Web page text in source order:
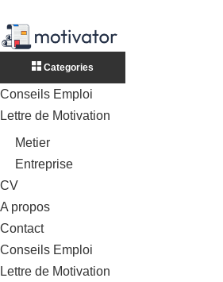
Categories
Conseils Emploi
Lettre de Motivation
Metier
Entreprise
CV
A propos
Contact
Conseils Emploi
Lettre de Motivation